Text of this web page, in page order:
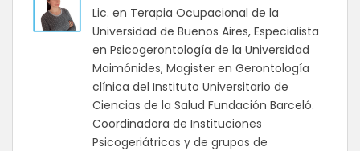
Lic. en Terapia Ocupacional de la
Universidad de Buenos Aires, Especialista
en Psicogerontología de la Universidad
Maimónides, Magister en Gerontología
clínica del Instituto Universitario de
Ciencias de la Salud Fundación Barceló.
Coordinadora de Instituciones
Psicogeriátricas y de grupos de